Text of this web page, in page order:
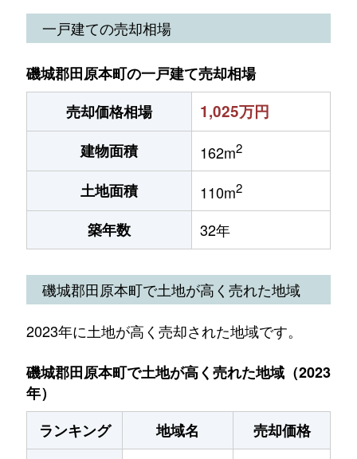
一戸建ての売却相場
磯城郡田原本町の一戸建て売却相場
売却価格相場
1,025万円
建物面積 162m2
土地面積 110m2
築年数 32年
磯城郡田原本町で土地が高く売れた地域
2023年に土地が高く売却された地域です。
磯城郡田原本町で土地が高く売れた地域（2023
年）
ランキング
地域名
売却価格